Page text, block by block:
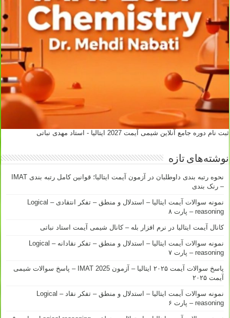
ثبت نام دوره جامع آنلاین شیمی آیمت 2027 ایتالیا - استاد مهدی نباتی
نوشته‌های تازه
نحوه رتبه بندی داوطلبان در آزمون آیمت ایتالیا؛ قوانین کامل رتبه بندی IMAT
– رنک بندی
نمونه سوالات آیمت ایتالیا – استدلال و منطق – تفکر انتقادی – Logical
reasoning – پارت ۸
کانال آیمت ایتالیا در نرم افزار بله – کانال شیمی آیمت استاد نباتی
نمونه سوالات آیمت ایتالیا – استدلال و منطق – تفکر نقادانه – Logical
reasoning – پارت ۷
پاسخ سوالات آیمت ۲۰۲۵ ایتالیا – آزمون IMAT 2025 – پاسخ سوالات شیمی
آیمت ۲۰۲۵
نمونه سوالات آیمت ایتالیا – استدلال و منطق – تفکر نقاد – Logical
reasoning – پارت ۶